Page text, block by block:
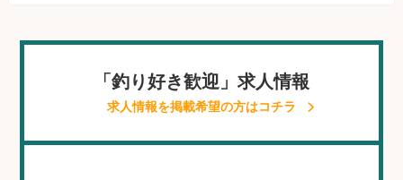
「釣り好き歓迎」求人情報
求人情報を掲載希望の方はコチラ